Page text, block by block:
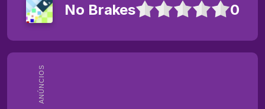
ANÚNCIOS
No Brakes 0